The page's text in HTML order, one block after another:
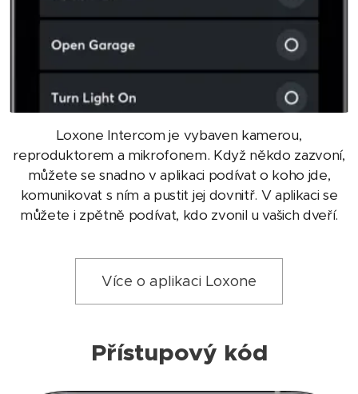
Loxone Intercom je vybaven kamerou,
reproduktorem a mikrofonem. Když někdo zazvoní,
můžete se snadno v aplikaci podívat o koho jde,
komunikovat s ním a pustit jej dovnitř. V aplikaci se
můžete i zpětně podívat, kdo zvonil u vašich dveří.
Více o aplikaci Loxone
Přístupový kód